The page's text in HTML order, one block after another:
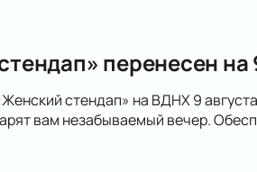
перенесен на
стендап» на ВДНХ 9
вам незабываемый вечер.